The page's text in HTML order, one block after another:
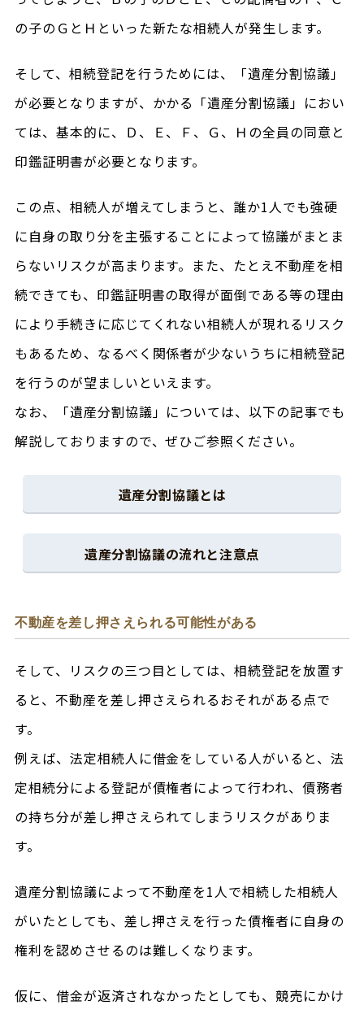
の子のＧとＨといった新たな相続人が発生します。
そして、相続登記を行うためには、「遺産分割協議」
が必要となりますが、かかる「遺産分割協議」におい
ては、基本的に、Ｄ、Ｅ、Ｆ、Ｇ、Ｈの全員の同意と
印鑑証明書が必要となります。
この点、相続人が増えてしまうと、誰か1人でも強硬
に自身の取り分を主張することによって協議がまとま
らないリスクが高まります。また、たとえ不動産を相
続できても、印鑑証明書の取得が面倒である等の理由
により手続きに応じてくれない相続人が現れるリスク
もあるため、なるべく関係者が少ないうちに相続登記
を行うのが望ましいといえます。
なお、「遺産分割協議」については、以下の記事でも
解説しておりますので、ぜひご参照ください。
遺産分割協議とは
遺産分割協議の流れと注意点
不動産を差し押さえられる可能性がある
そして、リスクの三つ目としては、相続登記を放置す
ると、不動産を差し押さえられるおそれがある点で
す。
例えば、法定相続人に借金をしている人がいると、法
定相続分による登記が債権者によって行われ、債務者
の持ち分が差し押さえられてしまうリスクがありま
す。
遺産分割協議によって不動産を1人で相続した相続人
がいたとしても、差し押さえを行った債権者に自身の
権利を認めさせるのは難しくなります。
仮に、借金が返済されなかったとしても、競売にかけ